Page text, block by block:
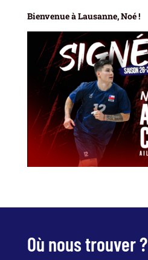
Bienvenue à Lausanne, Noé !
Où nous trouver ?